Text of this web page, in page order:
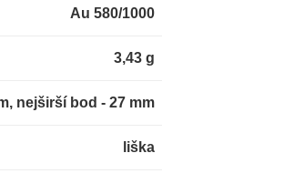
Au 580/1000
3,43 g
nejširší bod - 27 mm
liška